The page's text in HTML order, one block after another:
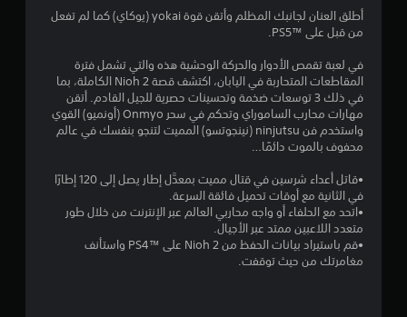
ج
و
م
م
ن
أطلق العنان لجانبك المظلم وأتقن قوة yokai (يوكاي) كما لم تفعل
من قبل على PS5™‎.
في لعبة تقمص الأدوار والحركة الوحشية هذه والتي تشمل فترة
المقاطعات المتحاربة في اليابان، اكتشف قصة Nioh 2 الكاملة، بما
في ذلك 3 توسعات ضخمة وتحسينات حصرية للجيل القادم. أتقن
مهارات محارب الساموراي وتحكم في سحر Onmyo (أونميو) القوي
واستخدم فن ninjutsu (نينجوتسو) المميت لتنجو بنفسك في عالم
محفوف بالموت دائمًا…
•قاتل أعداء شرسين في قتال مميت بمعدَّل إطار يصل إلى 120 إطارًا
في الثانية مع أوقات تحميل فائقة السرعة.
•اتحد مع الحلفاء أو واجه محاربي العالم عبر الإنترنت من خلال طور
متعدد اللاعبين ممتد عبر الأجيال.
•قم باستيراد بيانات الحفظ من Nioh 2 على PS4™‎ واستأنف
مغامرتك من حيث توقفت.